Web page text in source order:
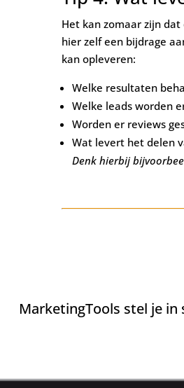
Het kan zomaar zijn
hier zelf een bijdrage
kan opleveren:
Welke resultaten
Welke leads worden
Worden er reviews
Wat levert het delen
Denk hierbij
MarketingTools stel je